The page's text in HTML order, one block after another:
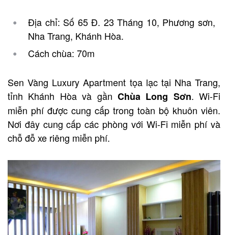
Địa chỉ: Số 65 Đ. 23 Tháng 10, Phương sơn,
Nha Trang, Khánh Hòa.
Cách chùa: 70m
Sen Vàng Luxury Apartment tọa lạc tại Nha Trang,
tỉnh Khánh Hòa và gần Chùa Long Sơn. Wi-Fi
miễn phí được cung cấp trong toàn bộ khuôn viên.
Nơi đây cung cấp các phòng với Wi-Fi miễn phí và
chỗ đỗ xe riêng miễn phí.